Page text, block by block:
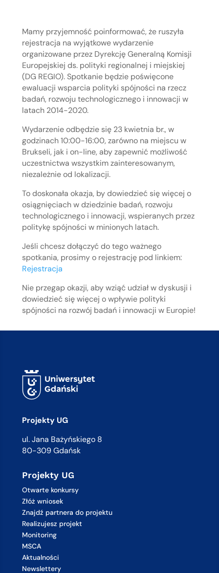
Mamy przyjemność poinformować, że ruszyła
rejestracja na wyjątkowe wydarzenie
organizowane przez Dyrekcję Generalną Komisji
Europejskiej ds. polityki regionalnej i miejskiej
(DG REGIO). Spotkanie będzie poświęcone
ewaluacji wsparcia polityki spójności na rzecz
badań, rozwoju technologicznego i innowacji w
latach 2014-2020.
Wydarzenie odbędzie się 23 kwietnia br., w
godzinach 10:00-16:00, zarówno na miejscu w
Brukseli, jak i on-line, aby zapewnić możliwość
uczestnictwa wszystkim zainteresowanym,
niezależnie od lokalizacji.
To doskonała okazja, by dowiedzieć się więcej o
osiągnięciach w dziedzinie badań, rozwoju
technologicznego i innowacji, wspieranych przez
politykę spójności w minionych latach.
Jeśli chcesz dołączyć do tego ważnego
spotkania, prosimy o rejestrację pod linkiem:
Rejestracja
Nie przegap okazji, aby wziąć udział w dyskusji i
dowiedzieć się więcej o wpływie polityki
spójności na rozwój badań i innowacji w Europie!
Projekty UG
ul. Jana Bażyńskiego 8
80-309 Gdańsk
Projekty UG
Otwarte konkursy
Złóż wniosek
Znajdź partnera do projektu
Realizujesz projekt
Monitoring
MSCA
Aktualności
Newslettery